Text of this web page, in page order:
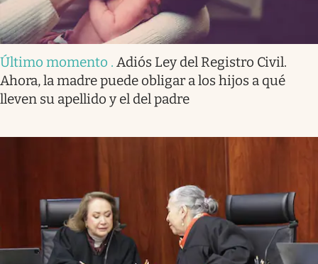
Último momento . Adiós Ley del Registro Civil.
Ahora, la madre puede obligar a los hijos a qué
lleven su apellido y el del padre